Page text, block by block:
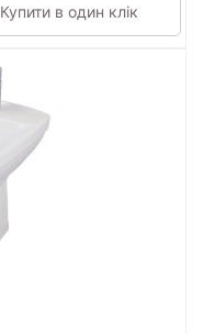
Купити в один клік